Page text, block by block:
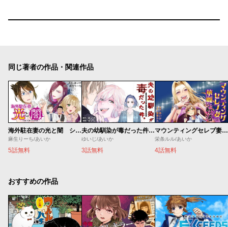
同じ著者の作品・関連作品
海外駐在妻の光と闇 シタ妻とサレ妻とサレかけた妻
麻生りーち/あいか
5話無料
夫の幼馴染が毒だった件。ーあなたの夫、返してくださいー
ゆいじ/あいか
3話無料
マウンティングセレブ妻の華麗なる転落
栄条ルル/あいか
4話無料
おすすめの作品